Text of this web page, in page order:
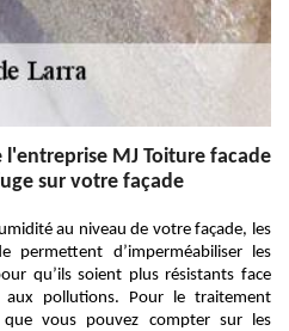
l'entreprise MJ Toiture facade
sur votre façade
au niveau de votre façade, les
permettent d’imperméabiliser les
qu’ils soient plus résistants face
aux pollutions. Pour le traitement
vous pouvez compter sur les